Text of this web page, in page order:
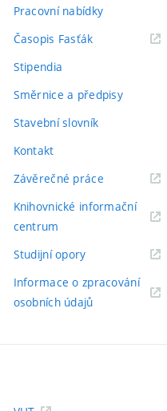
Pracovní nabídky
Časopis Fasťák(externí
Stipendia
Směrnice a předpisy
Stavební slovník
Kontakt
Závěrečné práce(externí
Knihovnické informační
centrum
Studijní opory(externí
Informace o zpracování
osobních údajů(externí